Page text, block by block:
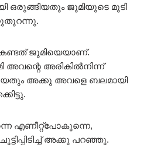
ഒരുങ്ങിയതും ജുമിയുടെ മുടി
ജുമിയെയാണ്.
അവന്റെ അരികിൽനിന്ന്
അക്കു അവളെ ബലമായി
എണീറ്റ്പോകുന്നെ,
അക്കു പറഞ്ഞു.